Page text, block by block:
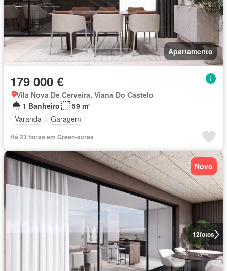
Apartamento
179 000 €
Vila Nova De Cerveira, Viana Do Castelo
1 Banheiro
59 m²
Varanda
Garagem
Há 23 horas em Green-acres
12fotos
Novo